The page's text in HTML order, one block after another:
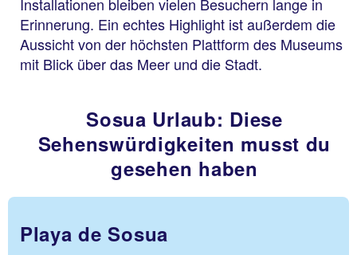
Erinnerung. Ein echtes Highlight ist außerdem die
Aussicht von der höchsten Plattform des Museums
mit Blick über das Meer und die Stadt.
Sosua Urlaub: Diese
Sehenswürdigkeiten musst du
gesehen haben
Playa de Sosua